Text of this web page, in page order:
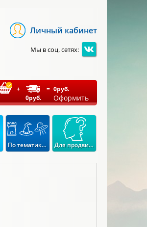
Личный кабинет
Мы в соц. сетях:
+
0руб.
= 0руб.
Оформить
По тематикам Для продвинутых